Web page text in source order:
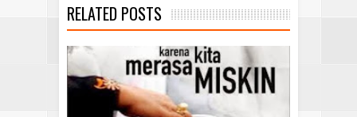
RELATED POSTS